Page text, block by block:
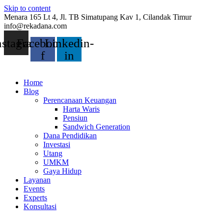
Skip to content
Menara 165 Lt 4, Jl. TB Simatupang Kav 1, Cilandak Timur
info@rekadana.com
Facebook-
f
Linkedin-
in
Home
Blog
Perencanaan Keuangan
Harta Waris
Pensiun
Sandwich Generation
Dana Pendidikan
Investasi
Utang
UMKM
Gaya Hidup
Layanan
Events
Experts
Konsultasi